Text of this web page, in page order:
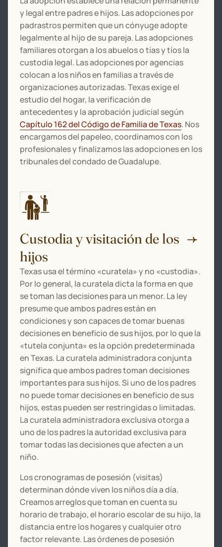
y legal entre padres e hijos. Las adopciones por
padrastros permiten que un cónyuge adopte
legalmente al hijo de su pareja. Las adopciones
familiares otorgan a los abuelos o tías y tíos la
custodia legal. Las adopciones por agencias
colocan a los niños en familias a través de
organizaciones autorizadas. Texas exige el
estudio del hogar, la verificación de
antecedentes y la aprobación judicial según
Capítulo 162 del Código de Familia de Texas. Nos
encargamos del papeleo, coordinamos con los
profesionales y finalizamos las adopciones en los
tribunales del condado de Guadalupe.
Custodia y visitación de los
hijos
Texas usa el término «curatela» y no «custodia».
Por lo general, la curatela dicta la forma en que
se toman las decisiones para un menor. La ley
presume que ambos padres están en
condiciones y son capaces de tomar buenas
decisiones en beneficio de sus hijos, por lo que la
«tutela conjunta» es la opción predeterminada
en Texas. La curatela administradora conjunta
significa que ambos padres toman decisiones
importantes para sus hijos. Si uno de los padres
no puede tomar decisiones en beneficio de sus
hijos, estas pueden ser restringidas o limitadas.
La curatela administradora exclusiva otorga a
uno de los padres la autoridad exclusiva para
tomar todas las decisiones que afecten a un
niño.
Los cronogramas de posesión (visitas)
determinan dónde viven los niños día a día.
Creamos arreglos que toman en cuenta su
horario de trabajo, el horario escolar de su hijo, la
distancia entre los hogares y cualquier otro
factor relevante. Las órdenes de posesión